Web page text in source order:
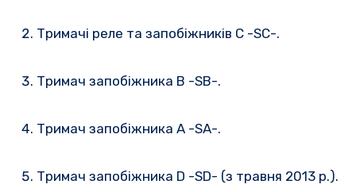
Тримачі реле та запобіжників C -SC-.
Тримач запобіжника B -SB-.
Тримач запобіжника A -SA-.
Тримач запобіжника D -SD- (з травня 2013 р.).